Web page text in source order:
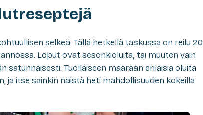
selkeä. Tällä hetkellä taskussa on reilu 20
Loput ovat sesonkioluita, tai muuten vain
satunnaisesti. Tuollaiseen määrään erilaisia oluita
itse sainkin näistä heti mahdollisuuden kokeilla